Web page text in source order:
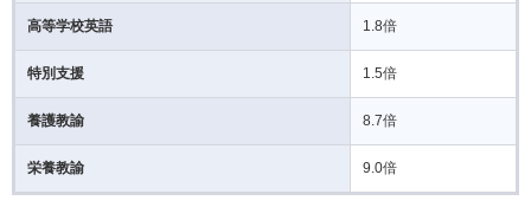
高等学校英語 1.8倍
特別支援 1.5倍
養護教諭 8.7倍
栄養教諭 9.0倍